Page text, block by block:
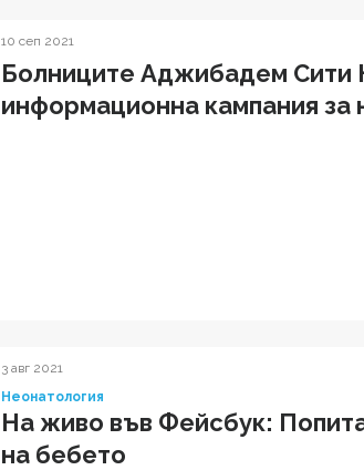
10 сеп 2021
Болниците Аджибадем Сити
информационна кампания за
3 авг 2021
Неонатология
На живо във Фейсбук:
на бебето